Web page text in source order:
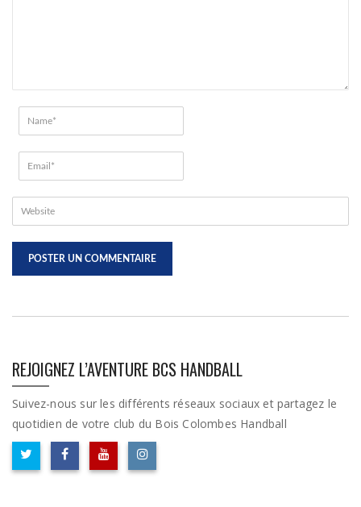
REJOIGNEZ L’AVENTURE BCS HANDBALL
Suivez-nous sur les différents réseaux sociaux et partagez le
quotidien de votre club du Bois Colombes Handball